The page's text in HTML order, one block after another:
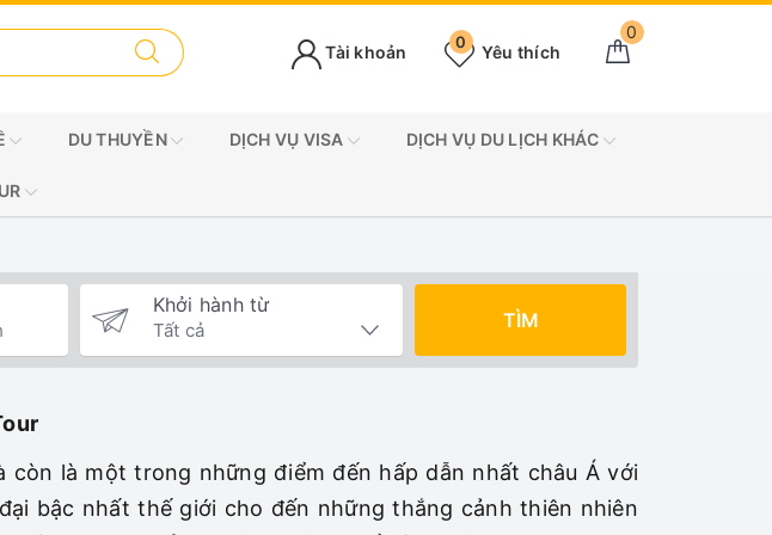
0
Yêu thích
0
Tài khoản
DU THUYỀN DỊCH VỤ VISA DỊCH VỤ DU LỊCH KHÁC
Khởi hành từ
TÌM
là một trong những điểm đến hấp dẫn nhất châu Á với
bậc nhất thế giới cho đến những thắng cảnh thiên nhiên